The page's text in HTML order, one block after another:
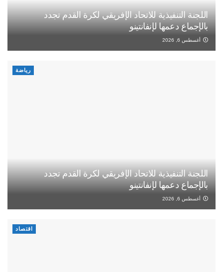
اللجنة التنفيذية للاتحاد الإفريقي لكرة القدم تجدد
بالإجماع دعمها لإنفانتينو
أغسطس 6, 2026
رياضة
اللجنة التنفيذية للاتحاد الإفريقي لكرة القدم تجدد
بالإجماع دعمها لإنفانتينو
أغسطس 6, 2026
اقتصاد